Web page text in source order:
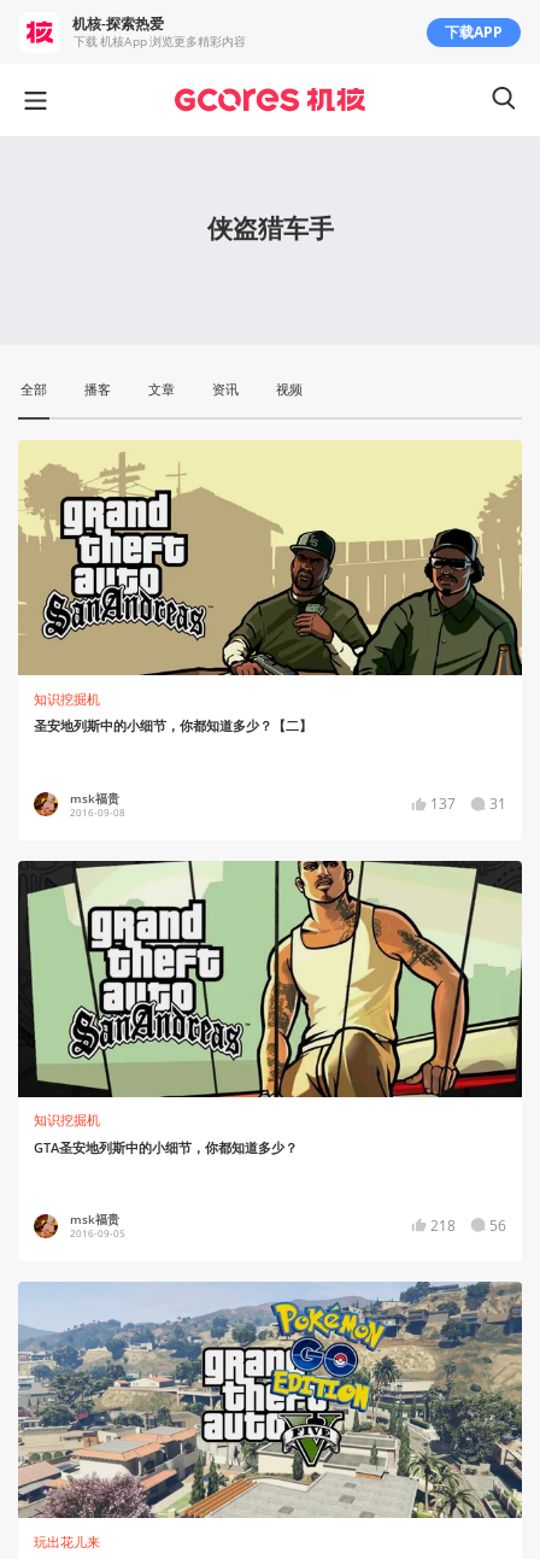
侠盗猎车手
全部 播客 文章 资讯 视频
知识挖掘机
圣安地列斯中的小细节，你都知道多少？【二】
msk福贵
2016-09-08 137 31
知识挖掘机
GTA圣安地列斯中的小细节，你都知道多少？
msk福贵
2016-09-05 218 56
玩出花儿来
机核-探索热爱
下载 机核App 浏览更多精彩内容 下载APP